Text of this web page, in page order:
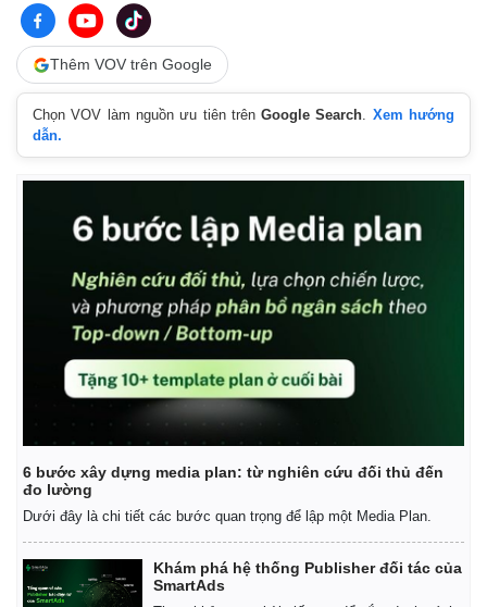
Thêm VOV trên Google
Chọn VOV làm nguồn ưu tiên trênGoogle Search. Xem hướng
dẫn.
6 bước xây dựng media plan: từ nghiên cứu đối thủ đến
đo lường
Dưới đây là chi tiết các bước quan trọng để lập một Media Plan.
Khám phá hệ thống Publisher đối tác của
SmartAds